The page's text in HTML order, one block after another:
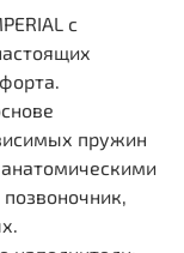
с
пружин